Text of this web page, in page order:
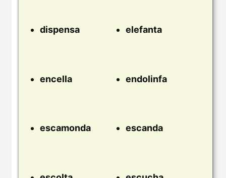
dispensa elefanta
encella endolinfa
escamonda escanda